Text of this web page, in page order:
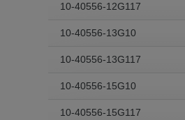
10-40556-12G117
10-40556-13G10
10-40556-13G117
10-40556-15G10
10-40556-15G117